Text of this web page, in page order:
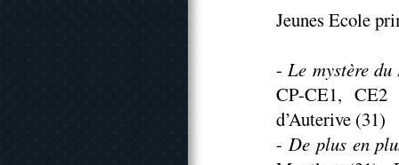
Jeunes Ecole
-Le mystère du
CP-CE1,
d’Auterive (31)
- De plus en